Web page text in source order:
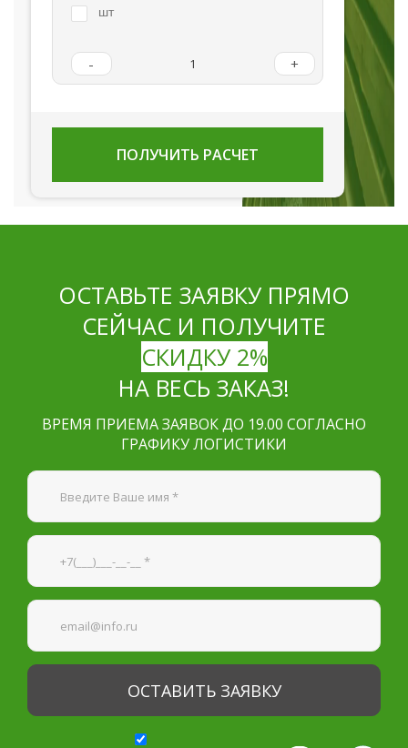
шт
- +
ПОЛУЧИТЬ РАСЧЕТ
Я согласен наобработку персональных данных
ОСТАВЬТЕ ЗАЯВКУ ПРЯМО
СЕЙЧАС И ПОЛУЧИТЕ
СКИДКУ 2%
НА ВЕСЬ ЗАКАЗ!
ВРЕМЯ ПРИЕМА ЗАЯВОК ДО 19.00 СОГЛАСНО
ГРАФИКУ ЛОГИСТИКИ